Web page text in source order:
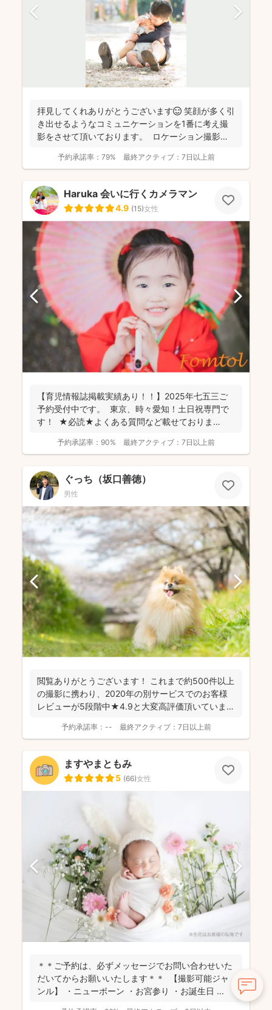
拝見してくれありがとうございます😊 笑顔が多く引
き出せるようなコミュニケーションを1番に考え撮
影をさせて頂いております。 ロケーション撮影も
予約承諾率： 79% 最終アクティブ： 7日以上前
Haruka 会いに行くカメラマン
4.9 (15)女性
【育児情報誌掲載実績あり！！】2025年七五三ご
予約受付中です。 東京、時々愛知！土日祝専門で
す！ ★必読★よくある質問など載せておりま
予約承諾率： 90% 最終アクティブ： 7日以上前
ぐっち（坂口善徳）
男性
閲覧ありがとうございます！ これまで約500件以上
の撮影に携わり、2020年の別サービスでのお客様
レビューが5段階中★4.9と大変高評価頂いていま
予約承諾率： -- 最終アクティブ： 7日以上前
ますやまともみ
5 (66)女性
＊＊ご予約は、必ずメッセージでお問い合わせいた
だいてからお願いいたします＊＊ 【撮影可能ジャ
ンル】 ・ニューボーン ・お宮参り ・お誕生日 ...